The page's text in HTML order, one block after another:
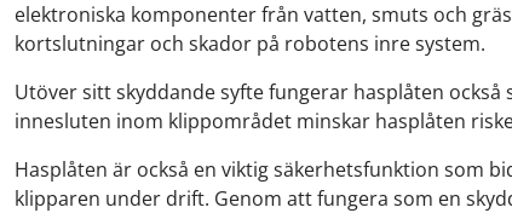
elektroniska komponenter från vatten, smuts och
kortslutningar och skador på robotens inre system.
Utöver sitt skyddande syfte fungerar hasplåten
innesluten inom klippområdet minskar hasplåten
Hasplåten är också en viktig säkerhetsfunktion som
klipparen under drift. Genom att fungera som en